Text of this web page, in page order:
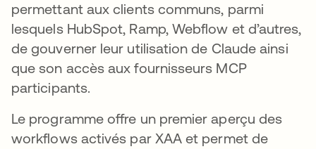
permettant aux clients communs, parmi
lesquels HubSpot, Ramp, Webflow et d’autres,
de gouverner leur utilisation de Claude ainsi
que son accès aux fournisseurs MCP
participants.
Le programme offre un premier aperçu des
workflows activés par XAA et permet de